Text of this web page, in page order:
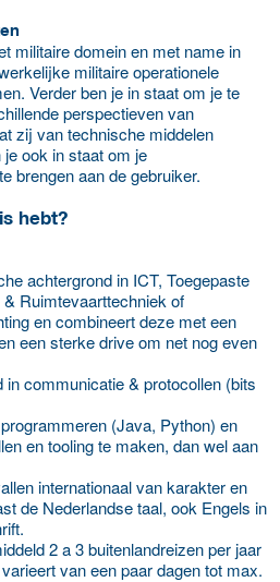
militaire domein en met name in
militaire operationele
Verder ben je in staat om je te
perspectieven van
zij van technische middelen
ook in staat om je
brengen aan de gebruiker.
hebt?
achtergrond in ICT, Toegepaste
Ruimtevaarttechniek of
en combineert deze met een
een sterke drive om net nog even
communicatie & protocollen (bits
(Java, Python) en
en tooling te maken, dan wel aan
internationaal van karakter en
de Nederlandse taal, ook Engels in
2 a 3 buitenlandreizen per jaar
van een paar dagen tot max.